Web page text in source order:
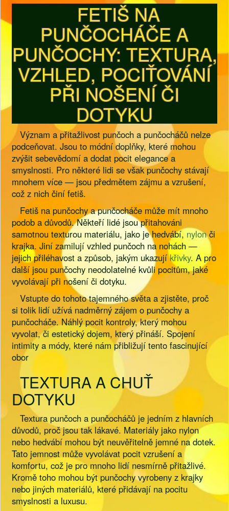
FETIŠ NA
PUNČOCHÁČE A
PUNČOCHY: TEXTURA,
VZHLED, POCIŤOVÁNÍ
PŘI NOŠENÍ ČI
DOTYKU
Význam a přitažlivost punčoch a punčocháčů nelze
podceňovat. Jsou to módní doplňky, které mohou
zvýšit sebevědomí a dodat pocit elegance a
smyslnosti. Pro některé lidi se však punčochy stávají
mnohem více — jsou předmětem zájmu a vzrušení,
což z nich činí fetiš.
Fetiš na punčochy a punčocháče může mít mnoho
podob a důvodů. Někteří lidé jsou přitahováni
samotnou texturou materiálu, jako je hedvábí, nylonči
krajka. Jiní zamilují vzhled punčoch na nohách —
jejich přiléhavost a způsob, jakým ukazujíkřivky. A pro
další jsou punčochy neodolatelné kvůli pocitům, jaké
vyvolávají při nošení či dotyku.
Vstupte do tohoto tajemného světa a zjistěte, proč
si tolik lidí užívá nadměrný zájem o punčochy a
punčocháče. Náhlý pocit kontroly, který mohou
vyvolat, či estetický dojem, který přináší. Spojení
intimity a módy, které nám přibližují tento fascinující
obor
TEXTURA A CHUŤ
DOTYKU
Textura punčoch a punčocháčů je jedním z hlavních
důvodů, proč jsou tak lákavé. Materiály jako nylon
nebo hedvábí mohou být neuvěřitelně jemné na dotek.
Tato jemnost může vyvolávat pocit vzrušení a
komfortu, což je pro mnoho lidí nesmírně přitažlivé.
Kromě toho mohou být punčochy vyrobeny z krajky
nebo jiných materiálů, které přidávají na pocitu
smyslnosti a luxusu.